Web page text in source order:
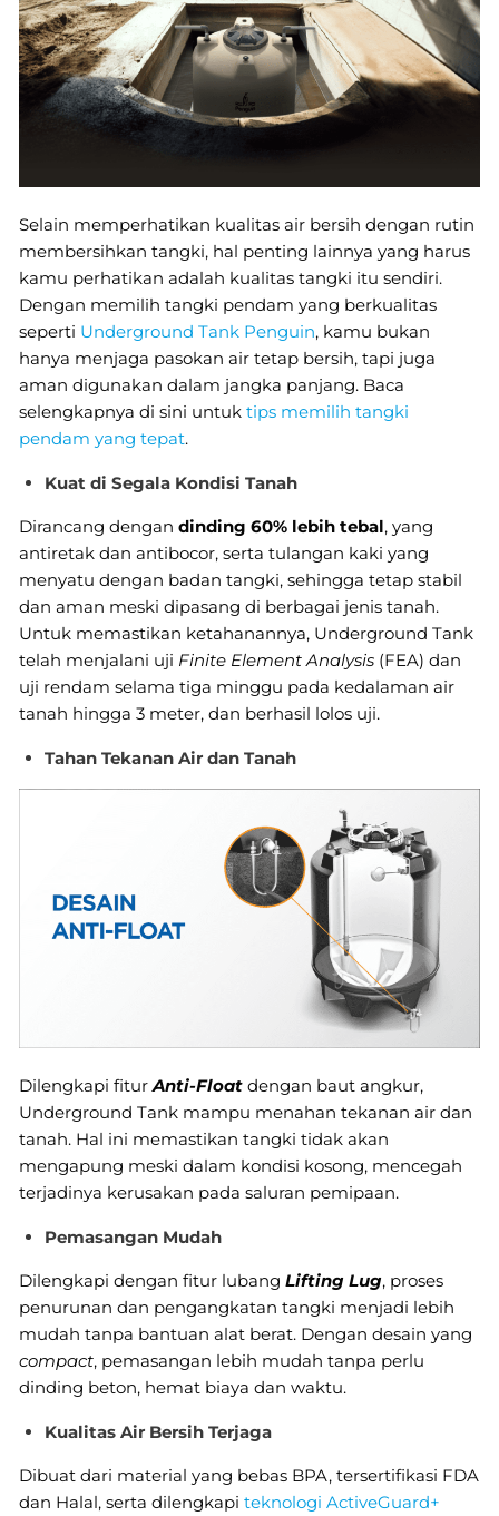
Selain memperhatikan kualitas air bersih dengan rutin
membersihkan tangki, hal penting lainnya yang harus
kamu perhatikan adalah kualitas tangki itu sendiri.
Dengan memilih tangki pendam yang berkualitas
seperti Underground Tank Penguin, kamu bukan
hanya menjaga pasokan air tetap bersih, tapi juga
aman digunakan dalam jangka panjang. Baca
selengkapnya di sini untuk tips memilih tangki
pendam yang tepat.
Kuat di Segala Kondisi Tanah
Dirancang dengan dinding 60% lebih tebal, yang
antiretak dan antibocor, serta tulangan kaki yang
menyatu dengan badan tangki, sehingga tetap stabil
dan aman meski dipasang di berbagai jenis tanah.
Untuk memastikan ketahanannya, Underground Tank
telah menjalani uji Finite Element Analysis (FEA) dan
uji rendam selama tiga minggu pada kedalaman air
tanah hingga 3 meter, dan berhasil lolos uji.
Tahan Tekanan Air dan Tanah
Dilengkapi fiturAnti-Float dengan baut angkur,
Underground Tank mampu menahan tekanan air dan
tanah. Hal ini memastikan tangki tidak akan
mengapung meski dalam kondisi kosong, mencegah
terjadinya kerusakan pada saluran pemipaan.
Pemasangan Mudah
Dilengkapi dengan fitur lubang Lifting Lug, proses
penurunan dan pengangkatan tangki menjadi lebih
mudah tanpa bantuan alat berat. Dengan desain yang
compact, pemasangan lebih mudah tanpa perlu
dinding beton, hemat biaya dan waktu.
Kualitas Air Bersih Terjaga
Dibuat dari material yang bebas BPA, tersertifikasi FDA
dan Halal, serta dilengkapi teknologi ActiveGuard+